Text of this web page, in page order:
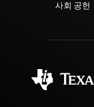
사회 공헌